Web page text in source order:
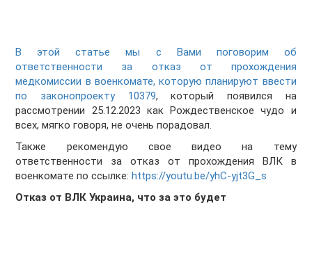
В этой статье мы с Вами поговорим об
ответственности за отказ от прохождения
медкомиссии в военкомате, которую планируют ввести
по законопроекту 10379, который появился на
рассмотрении 25.12.2023 как Рождественское чудо и
всех, мягко говоря, не очень порадовал.
Также рекомендую свое видео на тему
ответственности за отказ от прохождения ВЛК в
военкомате по ссылке:https://youtu.be/yhC-yjt3G_s
Отказ от ВЛК Украина, что за это будет